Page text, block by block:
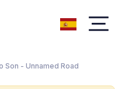
Son - Unnamed Road